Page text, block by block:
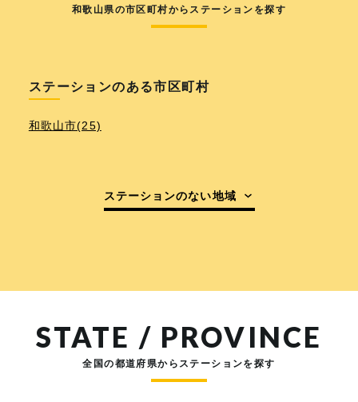
和歌山県の市区町村からステーションを探す
ステーションのある市区町村
和歌山市(25)
ステーションのない地域
STATE / PROVINCE
全国の都道府県からステーションを探す